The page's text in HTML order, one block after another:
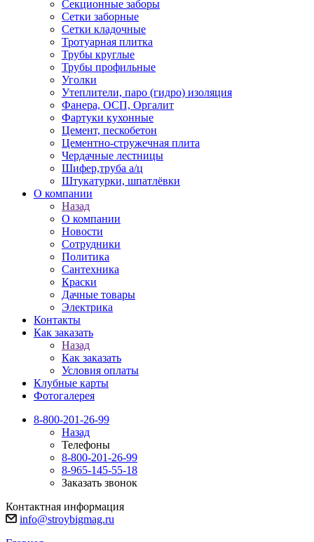
Секционные заборы
Сетки заборные
Сетки кладочные
Тротуарная плитка
Трубы круглые
Трубы профильные
Уголки
Утеплители, паро (гидро) изоляция
Фанера, ОСП, Оргалит
Фартуки кухонные
Цемент, пескобетон
Цементно-стружечная плита
Чердачные лестницы
Шифер,труба а/ц
Штукатурки, шпатлёвки
О компании
Назад
О компании
Новости
Сотрудники
Политика
Сантехника
Краски
Дачные товары
Электрика
Контакты
Как заказать
Назад
Как заказать
Условия оплаты
Клубные карты
Фотогалерея
8-800-201-26-99
Назад
Телефоны
8-800-201-26-99
8-965-145-55-18
Заказать звонок
Контактная информация
info@stroybigmag.ru